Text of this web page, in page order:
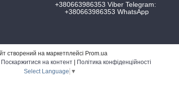
+380663986353 Viber Telegram
+380663986353 WhatsApp
створений на маркетплейсі Prom.ua
Поскаржитися на контент
Політика конфіденційності
Select Language ▼